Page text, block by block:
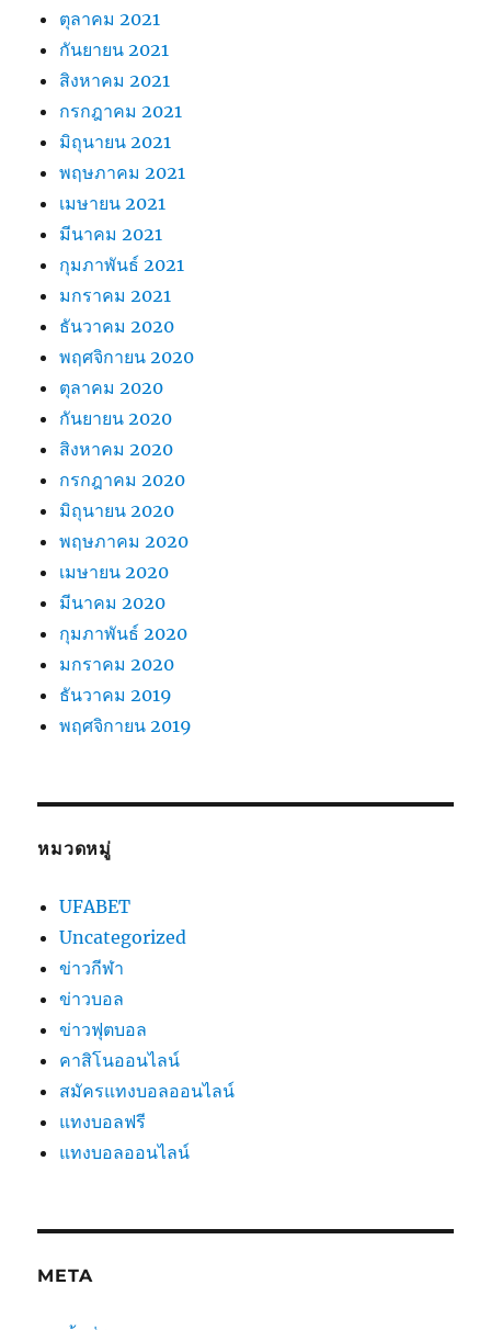
ตุลาคม 2021
กันยายน 2021
สิงหาคม 2021
กรกฎาคม 2021
มิถุนายน 2021
พฤษภาคม 2021
เมษายน 2021
มีนาคม 2021
กุมภาพันธ์ 2021
มกราคม 2021
ธันวาคม 2020
พฤศจิกายน 2020
ตุลาคม 2020
กันยายน 2020
สิงหาคม 2020
กรกฎาคม 2020
มิถุนายน 2020
พฤษภาคม 2020
เมษายน 2020
มีนาคม 2020
กุมภาพันธ์ 2020
มกราคม 2020
ธันวาคม 2019
พฤศจิกายน 2019
หมวดหมู่
UFABET
Uncategorized
ข่าวกีฬา
ข่าวบอล
ข่าวฟุตบอล
คาสิโนออนไลน์
สมัครแทงบอลออนไลน์
แทงบอลฟรี
แทงบอลออนไลน์
META